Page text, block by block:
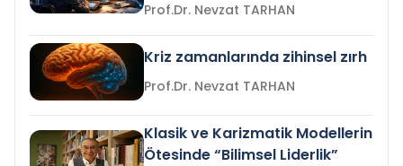
Prof.Dr. Nevzat TARHAN
Kriz zamanlarında zihinsel zırh
Prof.Dr. Nevzat TARHAN
Klasik ve Karizmatik Modellerin
Ötesinde “Bilimsel Liderlik”